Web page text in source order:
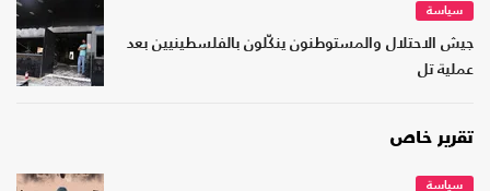
سياسة
جيش الاحتلال والمستوطنون ينكّلون بالفلسطينيين بعد
عملية تل
تقرير خاص
سياسة